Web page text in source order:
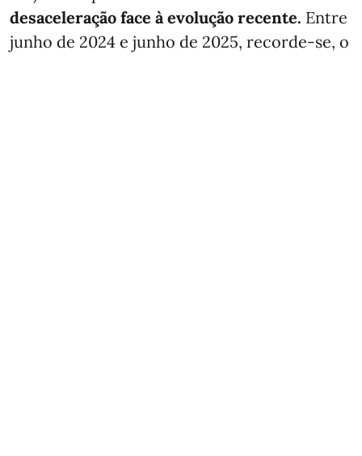
desaceleração face à evolução recente. Entre
junho de 2024 e junho de 2025, recorde-se, o